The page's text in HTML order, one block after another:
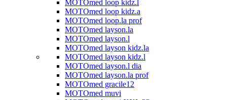
MOTOmed loop kidz.l
MOTOmed loop kidz.a
MOTOmed loop.la prof
MOTOmed layson.la
MOTOmed layson.l
MOTOmed layson kidz.la
MOTOmed layson kidz.l
MOTOmed layson.l dia
MOTOmed layson.la prof
MOTOmed gracile12
MOTOmed muvi